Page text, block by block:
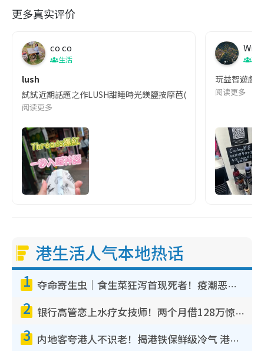
更多真实评价
co co
生活
lush
試試近期話題之作LUSH甜睡時光鎂鹽按摩芭(Deep Sleep
阅读更多
著
玩益智遊戲
阅读更多
港生活人气本地热话
1 夺命寄生虫｜食生菜狂泻首现死者！疫潮恶化录1.8万宗病例 揭洗菜3大谬误
2 银行高管恋上水疗女技师！两个月借128万惊觉“沉船”沉落火海 揭背后疑似邪教操控卖淫
3 内地客夸港人不识老！揭港铁保鲜级冷气 港人求放过：别投诉